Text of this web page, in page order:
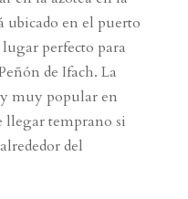
ubicado en el puerto
perfecto para
de Ifach. La
y muy popular en
llegar temprano si
del